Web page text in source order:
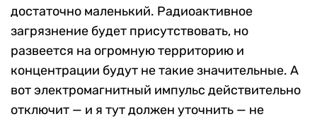
достаточно маленький. Радиоактивное
загрязнение будет присутствовать, но
развеется на огромную территорию и
концентрации будут не такие значительные. А
вот электромагнитный импульс действительно
отключит — и я тут должен уточнить — не